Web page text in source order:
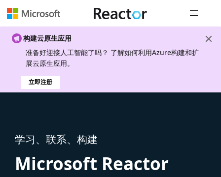
构建云原生应用
准备好迎接人工智能了吗？ 了解如何利用Azure构建和扩
展云原生应用。
立即注册
学习、联系、构建
Microsoft Reactor